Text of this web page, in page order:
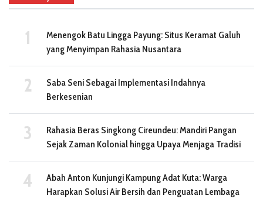
Menengok Batu Lingga Payung: Situs Keramat Galuh
yang Menyimpan Rahasia Nusantara
Saba Seni Sebagai Implementasi Indahnya
Berkesenian
Rahasia Beras Singkong Cireundeu: Mandiri Pangan
Sejak Zaman Kolonial hingga Upaya Menjaga Tradisi
Abah Anton Kunjungi Kampung Adat Kuta: Warga
Harapkan Solusi Air Bersih dan Penguatan Lembaga